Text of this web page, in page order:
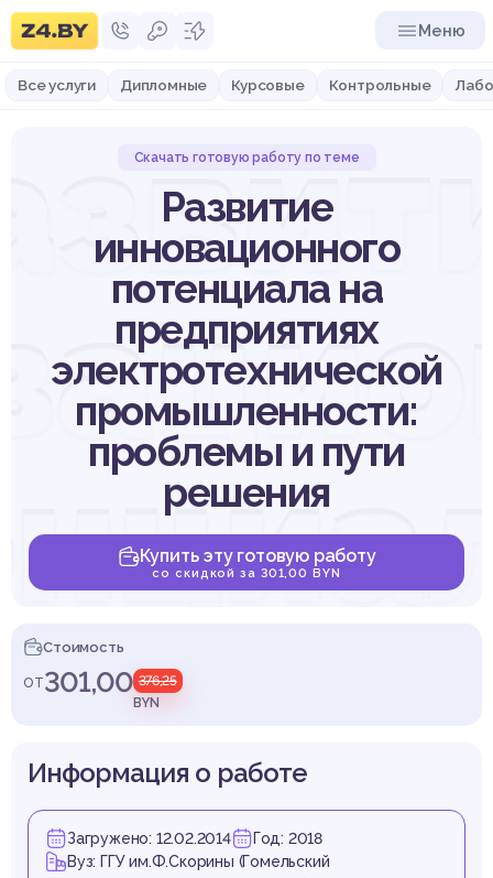
Меню
Все услуги Дипломные Курсовые Контрольные
Скачать готовую работу по теме
Развитие
инновационного
потенциала на
предприятиях
электротехнической
промышленности:
проблемы и пути
решения
Купить эту готовую работу
со скидкой за 301,00 BYN
Стоимость
от301,00 376,25
BYN
Информация о работе
Загружено: 12.02.2014
Год: 2018
Вуз: ГГУ им.Ф.Скорины (Гомельский